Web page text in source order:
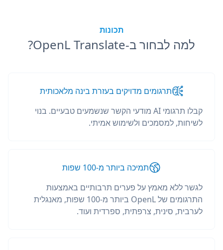
תכונות
למה לבחור ב-OpenL Translate?
תרגומים מדויקים בעזרת בינה מלאכותית
קבלו תרגומי AI מודעי הקשר שנשמעים טבעיים. בנוי
לשיחות, למסמכים ולשימוש אמיתי.
תמיכה ביותר מ-100 שפות
לגשר ללא מאמץ על פערים תרבותיים באמצעות
התרגומים של OpenL ביותר מ-100 שפות, מאנגלית
לערבית, סינית, צרפתית, ספרדית ועוד.